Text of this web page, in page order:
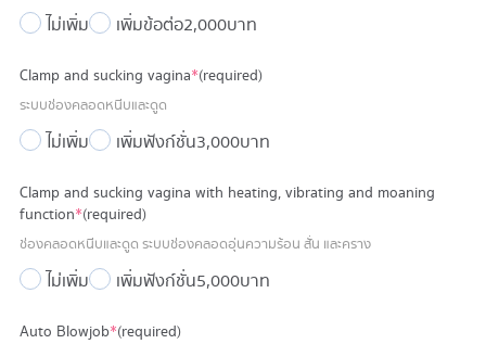
ไม่เพิ่ม เพิ่มข้อต่อ2,000 บาท
Clamp and sucking vagina*(required)
ระบบช่องคลอดหนีบและดูด
ไม่เพิ่ม เพิ่มฟังก์ชั่น3,000 บาท
Clamp and sucking vagina with heating, vibrating and moaning
function*(required)
ช่องคลอดหนีบและดูด ระบบช่องคลอดอุ่นความร้อน สั่น และคราง
ไม่เพิ่ม เพิ่มฟังก์ชั่น5,000 บาท
Auto Blowjob*(required)